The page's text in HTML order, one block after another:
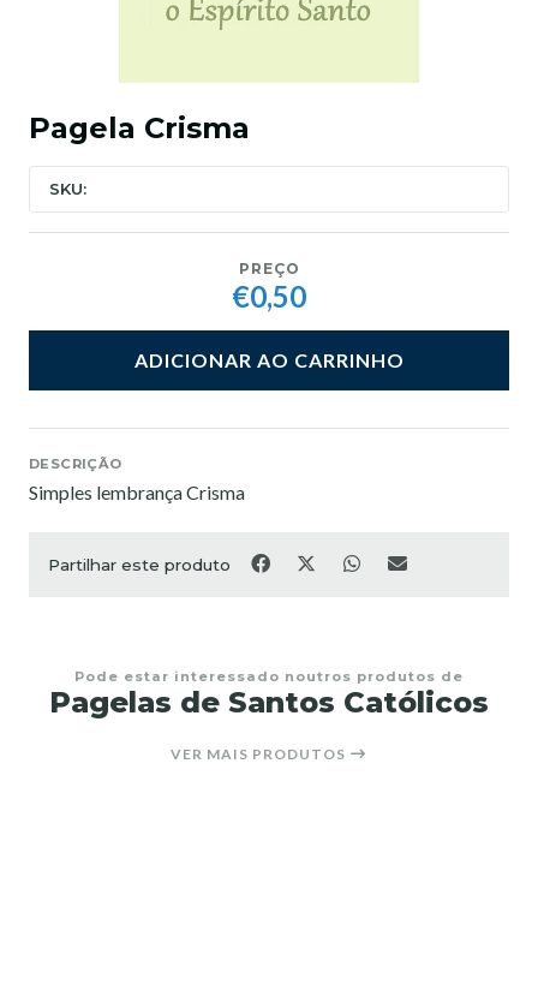
Pagela Crisma
SKU:
PREÇO
€0,50
ADICIONAR AO CARRINHO
DESCRIÇÃO
Simples lembrança Crisma
Partilhar este produto
Pode estar interessado noutros produtos de
Pagelas de Santos Católicos
VER MAIS PRODUTOS